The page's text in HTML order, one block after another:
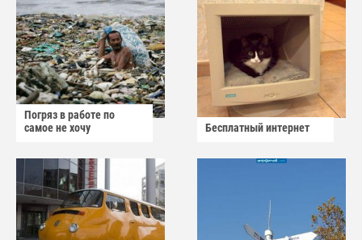
Погряз в работе по
самое не хочу
Бесплатный интернет